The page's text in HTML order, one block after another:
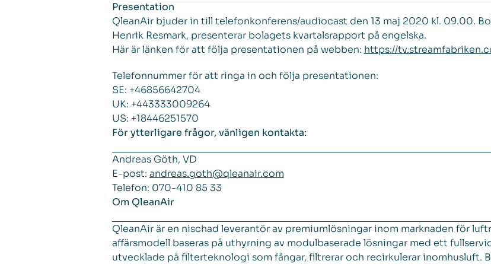
Presentation
QleanAir bjuder in till telefonkonferens/audiocast den 13 maj 2020 kl. 09.00.
Henrik Resmark, presenterar bolagets kvartalsrapport på engelska.
Här är länken för att följa presentationen på webben: https://
Telefonnummer för att ringa in och följa presentationen:
SE: +46856642704
UK: +443333009264
US: +18446251570
För ytterligare frågor, vänligen kontakta:
Andreas Göth, VD
E-post: andreas.goth@qleanair.com
Telefon: 070-410 85 33
Om QleanAir
QleanAir är en nischad leverantör av premiumlösningar inom marknaden för
affärsmodell baseras på uthyrning av modulbaserade lösningar med ett
utvecklade på filterteknologi som fångar, filtrerar och recirkulerar inomhusluft.